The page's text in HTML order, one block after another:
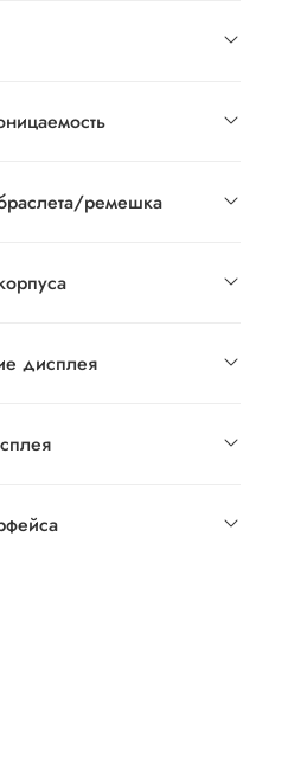
ремешка
дисплея